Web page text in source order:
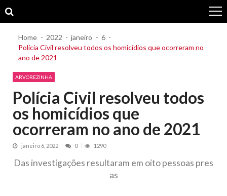
to
to
Home 2022 janeiro
6
Polícia Civil resolveu todos os homicídios que ocorreram no
ano de 2021
ARVOREZINHA
Polícia Civil resolveu todos
os homicídios que
ocorreram no ano de 2021
janeiro 6, 2022 0 1290
Das investigações resultaram em oito pessoas pres
as